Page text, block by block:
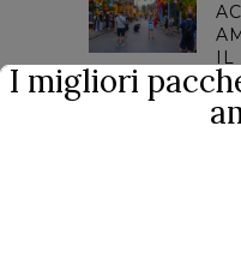
IL
I migliori